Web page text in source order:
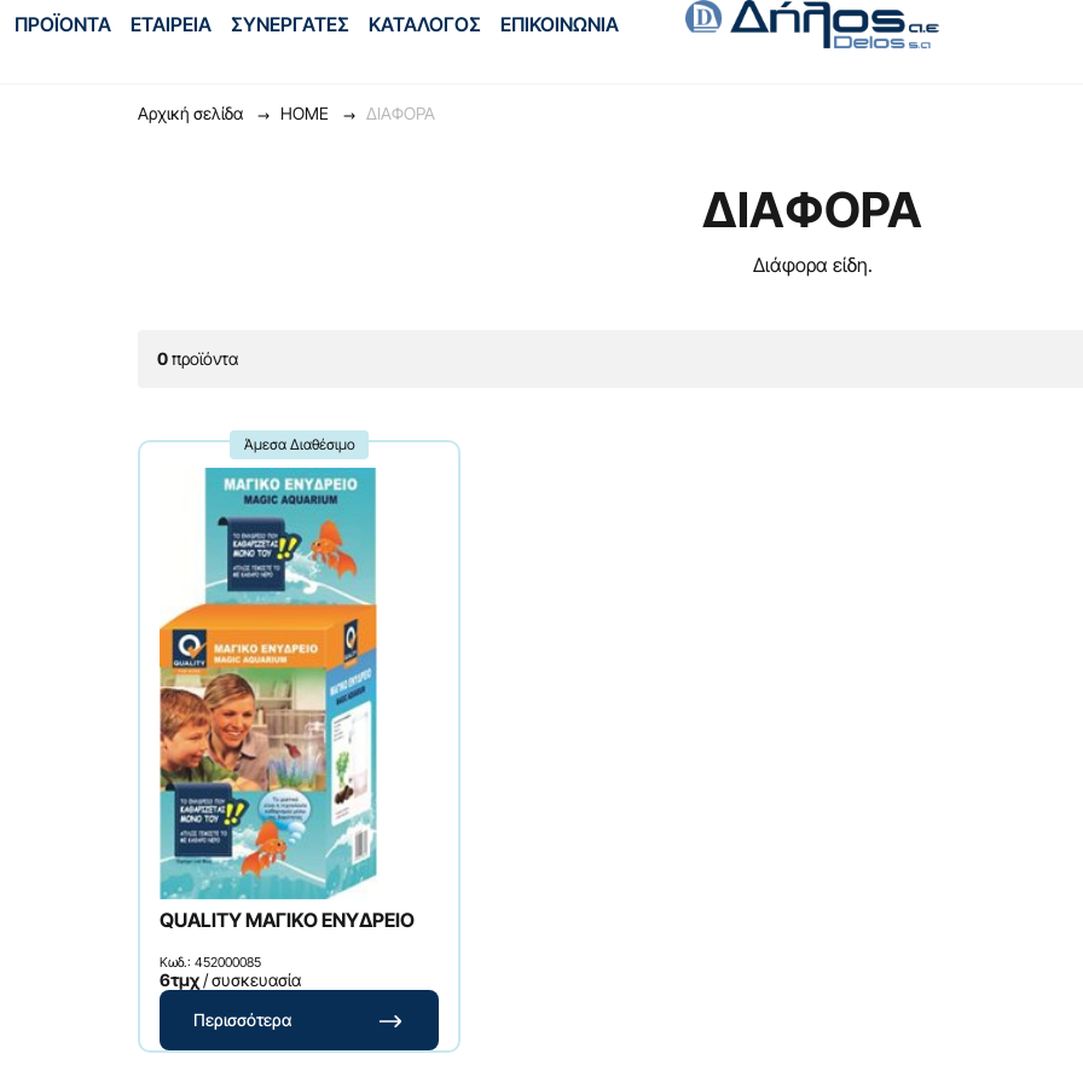
ΠΡΟΪΟΝΤΑ ΕΤΑΙΡΕΙΑ ΣΥΝΕΡΓΑΤΕΣ ΚΑΤΑΛΟΓΟΣ ΕΠΙΚΟΙΝΩΝΙΑ
Αρχική σελίδα HOME ΔΙΑΦΟΡΑ
ΔΙΑΦΟΡΑ
Διάφορα είδη.
0προϊόντα
Άμεσα Διαθέσιμο
QUALITY ΜΑΓΙΚΟ ΕΝΥΔΡΕΙΟ
Κωδ.: 452000085
6τμχ/ συσκευασία
Περισσότερα